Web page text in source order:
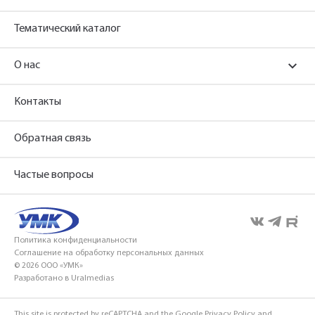
Тематический каталог
О нас
Контакты
Обратная связь
Частые вопросы
Политика конфиденциальности
Соглашение на обработку персональных данных
© 2026 ООО «УМК»
Разработано в Uralmedias